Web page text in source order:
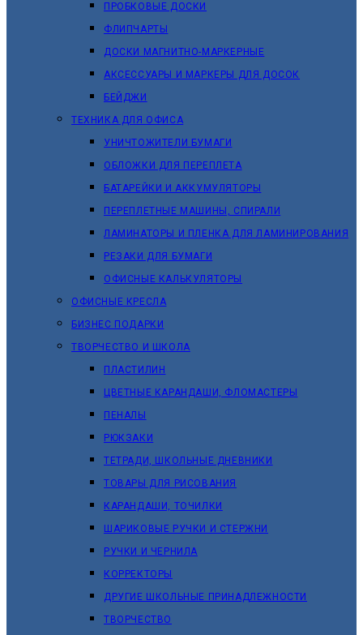
ПРОБКОВЫЕ ДОСКИ
ФЛИПЧАРТЫ
ДОСКИ МАГНИТНО-МАРКЕРНЫЕ
АКСЕССУАРЫ И МАРКЕРЫ ДЛЯ ДОСОК
БЕЙДЖИ
ТЕХНИКА ДЛЯ ОФИСА
УНИЧТОЖИТЕЛИ БУМАГИ
ОБЛОЖКИ ДЛЯ ПЕРЕПЛЕТА
БАТАРЕЙКИ И АККУМУЛЯТОРЫ
ПЕРЕПЛЕТНЫЕ МАШИНЫ, СПИРАЛИ
ЛАМИНАТОРЫ И ПЛЕНКА ДЛЯ ЛАМИНИРОВАНИЯ
РЕЗАКИ ДЛЯ БУМАГИ
ОФИСНЫЕ КАЛЬКУЛЯТОРЫ
ОФИСНЫЕ КРЕСЛА
БИЗНЕС ПОДАРКИ
ТВОРЧЕСТВО И ШКОЛА
ПЛАСТИЛИН
ЦВЕТНЫЕ КАРАНДАШИ, ФЛОМАСТЕРЫ
ПЕНАЛЫ
РЮКЗАКИ
ТЕТРАДИ, ШКОЛЬНЫЕ ДНЕВНИКИ
ТОВАРЫ ДЛЯ РИСОВАНИЯ
КАРАНДАШИ, ТОЧИЛКИ
ШАРИКОВЫЕ РУЧКИ И СТЕРЖНИ
РУЧКИ И ЧЕРНИЛА
КОРРЕКТОРЫ
ДРУГИЕ ШКОЛЬНЫЕ ПРИНАДЛЕЖНОСТИ
ТВОРЧЕСТВО